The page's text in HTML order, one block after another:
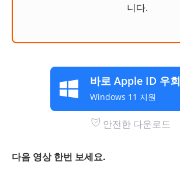
니다.
바로 Apple ID 우회
Windows 11 지원
안전한 다운로드
다음 영상 한번 보세요.